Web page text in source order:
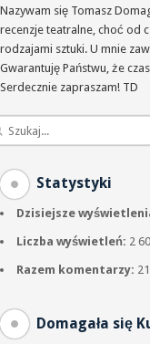
Nazywam się Tomasz
recenzje teatralne, choć od
rodzajami sztuki. U mnie
Gwarantuję Państwu, że
Serdecznie zapraszam! TD
Statystyki
Dzisiejsze
Liczba wyświetleń: 2
Razem komentarzy:
Domagała się